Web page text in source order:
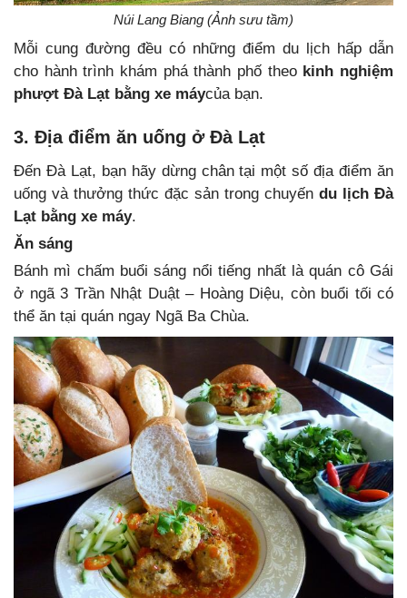
Núi Lang Biang (Ảnh sưu tầm)
Mỗi cung đường đều có những điểm du lịch hấp dẫn
cho hành trình khám phá thành phố theo kinh nghiệm
phượt Đà Lạt bằng xe máycủa bạn.
3. Địa điểm ăn uống ở Đà Lạt
Đến Đà Lạt, bạn hãy dừng chân tại một số địa điểm ăn
uống và thưởng thức đặc sản trong chuyến du lịch Đà
Lạt bằng xe máy.
Ăn sáng
Bánh mì chấm buổi sáng nổi tiếng nhất là quán cô Gái
ở ngã 3 Trần Nhật Duật – Hoàng Diệu, còn buổi tối có
thể ăn tại quán ngay Ngã Ba Chùa.